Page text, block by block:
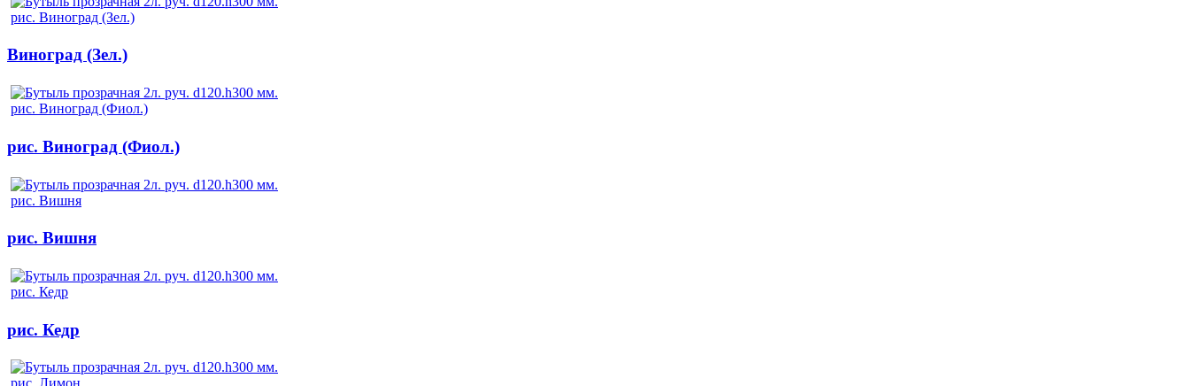
Виноград (Зел.)
рис. Виноград (Фиол.)
рис. Вишня
рис. Кедр